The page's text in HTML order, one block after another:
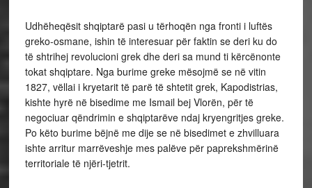
Udhëheqësit shqiptarë pasi u tërhoqën nga fronti i luftës
greko-osmane, ishin të interesuar për faktin se deri ku do
të shtrihej revolucioni grek dhe deri sa mund ti kërcënonte
tokat shqiptare. Nga burime greke mësojmë se në vitin
1827, vëllai i kryetarit të parë të shtetit grek, Kapodistrias,
kishte hyrë në bisedime me Ismail bej Vlorën, për të
negociuar qëndrimin e shqiptarëve ndaj kryengritjes greke.
Po këto burime bëjnë me dije se në bisedimet e zhvilluara
ishte arritur marrëveshje mes palëve për paprekshmërinë
territoriale të njëri-tjetrit.